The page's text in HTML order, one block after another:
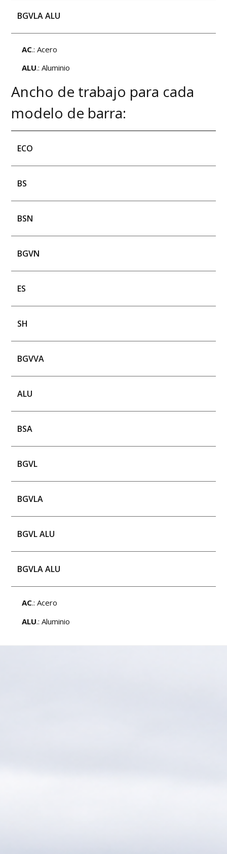
BGVLA ALU
AC.: Acero
ALU.: Aluminio
Ancho de trabajo para cada
modelo de barra:
ECO
BS
BSN
BGVN
ES
SH
BGVVA
ALU
BSA
BGVL
BGVLA
BGVL ALU
BGVLA ALU
AC.: Acero
ALU.: Aluminio